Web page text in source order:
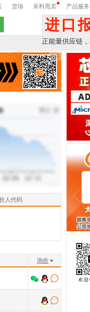
货场 呆料甩卖 产品服务
进口
正能量供应链
人代码
询价